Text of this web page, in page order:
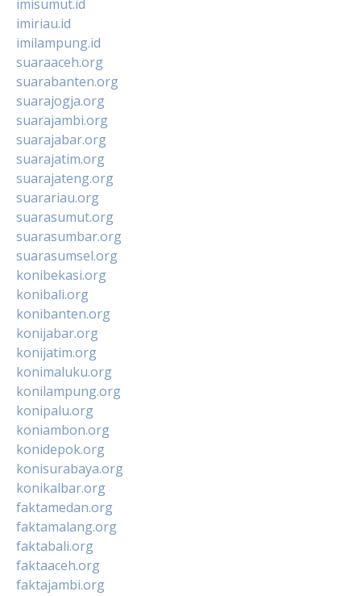
imisumut.id
imiriau.id
imilampung.id
suaraaceh.org
suarabanten.org
suarajogja.org
suarajambi.org
suarajabar.org
suarajatim.org
suarajateng.org
suarariau.org
suarasumut.org
suarasumbar.org
suarasumsel.org
konibekasi.org
konibali.org
konibanten.org
konijabar.org
konijatim.org
konimaluku.org
konilampung.org
konipalu.org
koniambon.org
konidepok.org
konisurabaya.org
konikalbar.org
faktamedan.org
faktamalang.org
faktabali.org
faktaaceh.org
faktajambi.org